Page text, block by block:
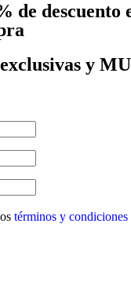
de descuento
y
términos y condiciones